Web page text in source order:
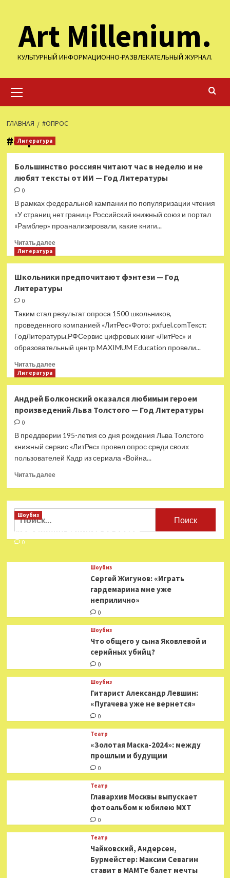
содержимому
Art Millenium.
КУЛЬТУРНЫЙ ИНФОРМАЦИОННО-РАЗВЛЕКАТЕЛЬНЫЙ ЖУРНАЛ.
меню
ГЛАВНАЯ #ОПРОС
#опрос
Литература
Большинство россиян читают час в неделю и не
любят тексты от ИИ — Год Литературы
0
В рамках федеральной кампании по популяризации чтения
«У страниц нет границ» Российский книжный союз и портал
«Рамблер» проанализировали, какие книги...
Читать далееПрочитать
россиян
читают
неделю
и
не
любят
от
ИИ
—
Год
Литературы
Литература
Школьники предпочитают фэнтези — Год
Литературы
0
Таким стал результат опроса 1500 школьников,
проведенного компанией «ЛитРес»Фото: pxfuel.comТекст:
ГодЛитературы.РФСервис цифровых книг «ЛитРес» и
образовательный центр MAXIMUM Education провели...
Читать далееПрочитать
предпочитают
фэнтези
Год
Литература
Андрей Болконский оказался любимым героем
произведений Льва Толстого — Год Литературы
0
В преддверии 195-летия со дня рождения Льва Толстого
книжный сервис «ЛитРес» провел опрос среди своих
пользователей Кадр из сериала «Война...
Читать далееПрочитать
Андрей
любимым
героем
Льва
Литературы
Найти:
Шоубиз
Мошенники взялись за звезд
0
Шоубиз
Сергей Жигунов: «Играть
гардемарина мне уже
неприлично»
0
Шоубиз
Что общего у сына Яковлевой и
серийных убийц?
0
Шоубиз
Гитарист Александр Левшин:
«Пугачева уже не вернется»
0
Театр
«Золотая Маска-2024»: между
прошлым и будущим
0
Театр
​​Главархив Москвы выпускает
фотоальбом к юбилею МХТ
0
Театр
​​Чайковский, Андерсен,
Бурмейстер: Максим Севагин
ставит в МАМТе балет мечты